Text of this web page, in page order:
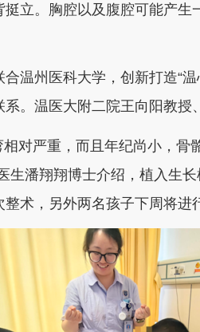
立。胸腔以及腹腔可能产
州医科大学，创新打造“温
。温医大附二院王向阳教授
严重，而且年纪尚小，骨
生潘翔翔博士介绍，植入生
术，另外两名孩子下周将进